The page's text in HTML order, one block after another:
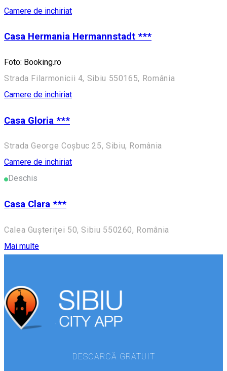
Camere de inchiriat
Casa Hermania Hermannstadt ***
Foto: Booking.ro
Strada Filarmonicii 4, Sibiu 550165, România
Camere de inchiriat
Casa Gloria ***
Strada George Coșbuc 25, Sibiu, România
Camere de inchiriat
Deschis
Casa Clara ***
Calea Gușteriței 50, Sibiu 550260, România
Mai multe
DESCARCĂ GRATUIT